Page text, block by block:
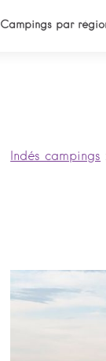
Campings par
Indés campings